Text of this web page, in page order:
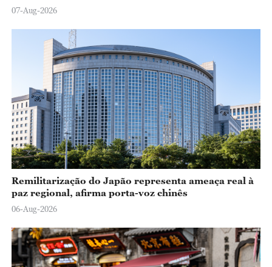
07-Aug-2026
Remilitarização do Japão representa ameaça real à
paz regional, afirma porta-voz chinês
06-Aug-2026